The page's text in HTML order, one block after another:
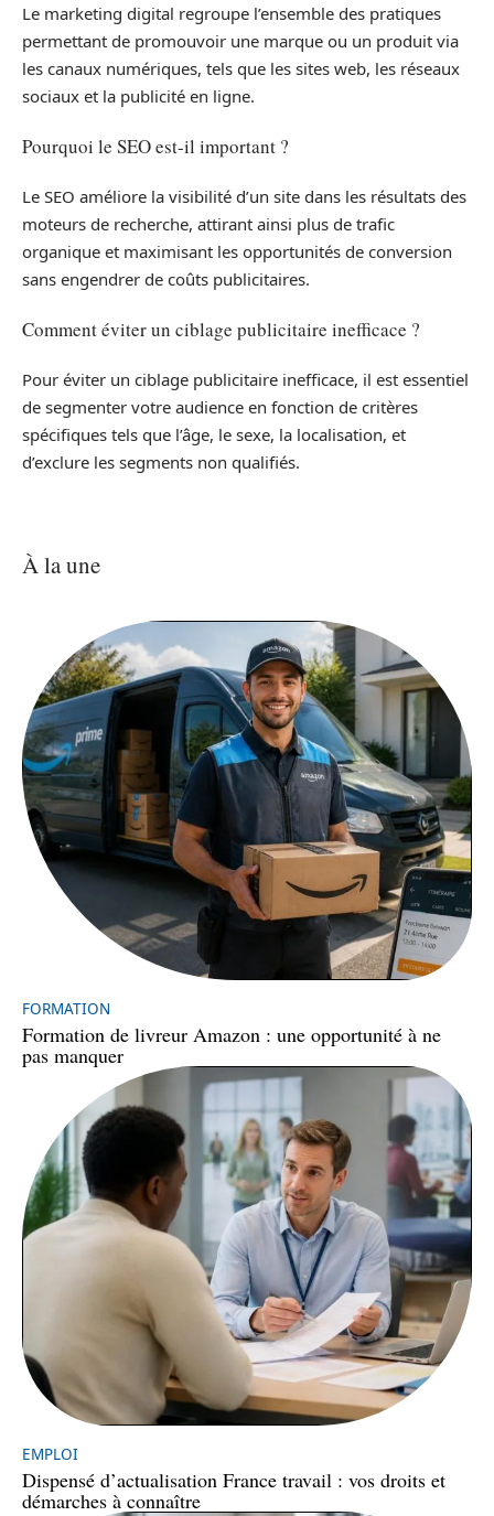
Le marketing digital regroupe l’ensemble des pratiques
permettant de promouvoir une marque ou un produit via
les canaux numériques, tels que les sites web, les réseaux
sociaux et la publicité en ligne.
Pourquoi le SEO est-il important ?
Le SEO améliore la visibilité d’un site dans les résultats des
moteurs de recherche, attirant ainsi plus de trafic
organique et maximisant les opportunités de conversion
sans engendrer de coûts publicitaires.
Comment éviter un ciblage publicitaire inefficace ?
Pour éviter un ciblage publicitaire inefficace, il est essentiel
de segmenter votre audience en fonction de critères
spécifiques tels que l’âge, le sexe, la localisation, et
d’exclure les segments non qualifiés.
À la une
FORMATION
Formation de livreur Amazon : une opportunité à ne
pas manquer
EMPLOI
Dispensé d’actualisation France travail : vos droits et
démarches à connaître